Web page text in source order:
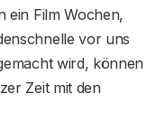
ein Film Wochen,
vor uns
wird, können
Zeit mit den